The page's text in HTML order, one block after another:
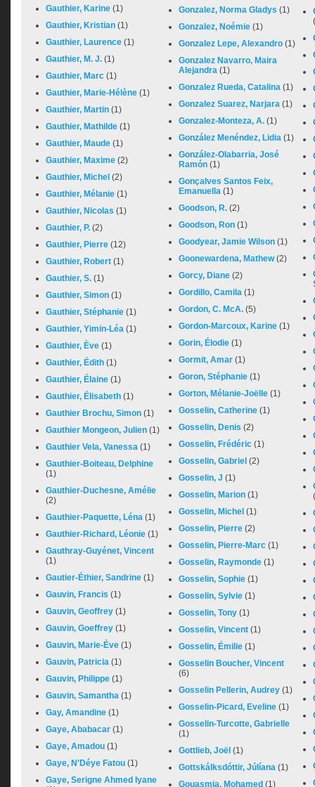
Gauthier, Karine (1)
Gauthier, Kristian (1)
Gauthier, Laurence (1)
Gauthier, M. J. (1)
Gauthier, Marc (1)
Gauthier, Marie-Hélène (1)
Gauthier, Martin (1)
Gauthier, Mathilde (1)
Gauthier, Maude (1)
Gauthier, Maxime (2)
Gauthier, Michel (2)
Gauthier, Mélanie (1)
Gauthier, Nicolas (1)
Gauthier, P. (2)
Gauthier, Pierre (12)
Gauthier, Robert (1)
Gauthier, S. (1)
Gauthier, Simon (1)
Gauthier, Stéphanie (1)
Gauthier, Yimin-Léa (1)
Gauthier, Ève (1)
Gauthier, Édith (1)
Gauthier, Élaine (1)
Gauthier, Élisabeth (1)
Gauthier Brochu, Simon (1)
Gauthier Mongeon, Julien (1)
Gauthier Vela, Vanessa (1)
Gauthier-Boiteau, Delphine
(1)
Gauthier-Duchesne, Amélie
(2)
Gauthier-Paquette, Léna (1)
Gauthier-Richard, Léonie (1)
Gauthray-Guyénet, Vincent
(1)
Gautier-Éthier, Sandrine (1)
Gauvin, Francis (1)
Gauvin, Geoffrey (1)
Gauvin, Goeffrey (1)
Gauvin, Marie-Ève (1)
Gauvin, Patricia (1)
Gauvin, Philippe (1)
Gauvin, Samantha (1)
Gay, Amandine (1)
Gaye, Ababacar (1)
Gaye, Amadou (1)
Gaye, N'Déye Fatou (1)
Gaye, Serigne Ahmed Iyane
Gonzalez, Norma Gladys (1)
Gonzalez, Noémie (1)
Gonzalez Lepe, Alexandro (1)
Gonzalez Navarro, Maira
Alejandra (1)
Gonzalez Rueda, Catalina (1)
Gonzalez Suarez, Narjara (1)
Gonzalez-Monteza, A. (1)
González Menéndez, Lidia (1)
González-Olabarria, José
Ramón (1)
Gonçalves Santos Feix,
Emanuella (1)
Goodson, R. (2)
Goodson, Ron (1)
Goodyear, Jamie Wilson (1)
Goonewardena, Mathew(2)
Gorcy, Diane (2)
Gordillo, Camila (1)
Gordon, C. McA. (5)
Gordon-Marcoux, Karine (1)
Gorin, Élodie (1)
Gormit, Amar (1)
Goron, Stéphanie (1)
Gorton, Mélanie-Joëlle (1)
Gosselin, Catherine (1)
Gosselin, Denis (2)
Gosselin, Frédéric (1)
Gosselin, Gabriel (2)
Gosselin, J (1)
Gosselin, Marion (1)
Gosselin, Michel (1)
Gosselin, Pierre (2)
Gosselin, Pierre-Marc (1)
Gosselin, Raymonde (1)
Gosselin, Sophie (1)
Gosselin, Sylvie (1)
Gosselin, Tony (1)
Gosselin, Vincent (1)
Gosselin, Émilie (1)
Gosselin Boucher, Vincent
(6)
Gosselin Pellerin, Audrey (1)
Gosselin-Picard, Eveline (1)
Gosselin-Turcotte, Gabrielle
(1)
Gottlieb, Joël (1)
Gottskálksdóttir, Júlíana (1)
Gouasmia, Mohamed (1)